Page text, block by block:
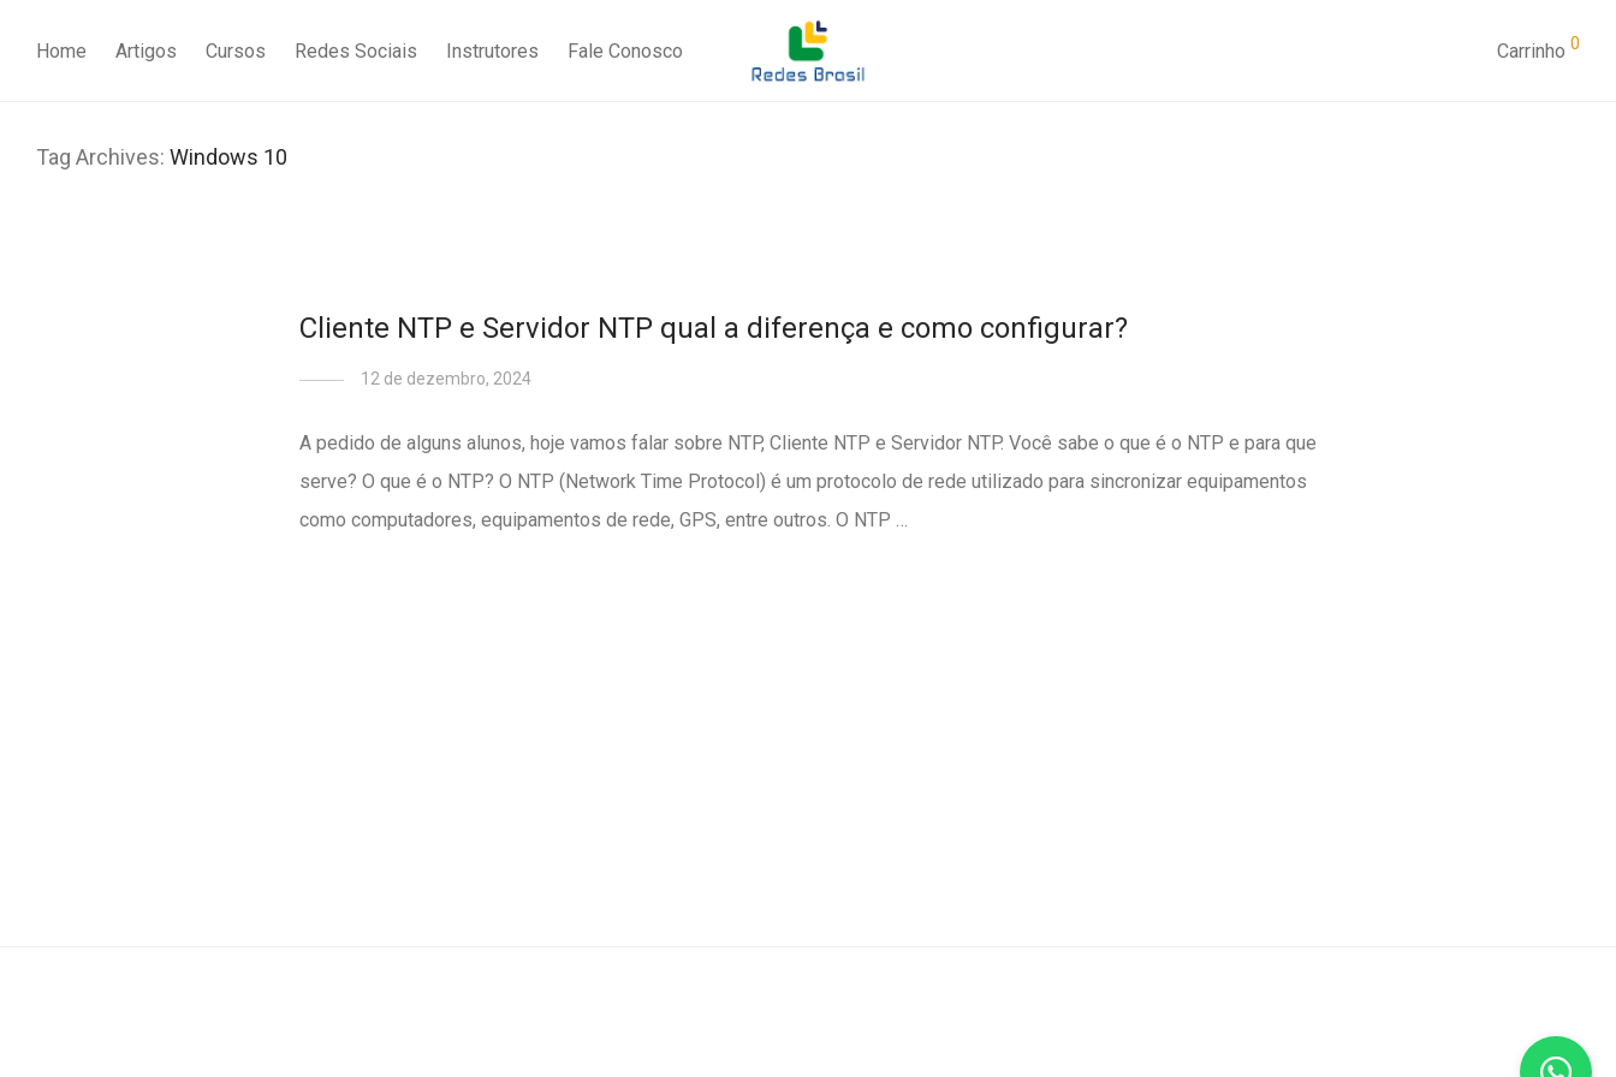
Home Artigos Cursos Redes Sociais Instrutores Fale Conosco Carrinho 0
Tag Archives: Windows 10
Cliente NTP e Servidor NTP qual a diferença e como configurar?
12 de dezembro, 2024
A pedido de alguns alunos, hoje vamos falar sobre NTP, Cliente NTP e Servidor NTP. Você sabe o que é o NTP e para que
serve? O que é o NTP? O NTP (Network Time Protocol) é um protocolo de rede utilizado para sincronizar equipamentos
como computadores, equipamentos de rede, GPS, entre outros. O NTP …